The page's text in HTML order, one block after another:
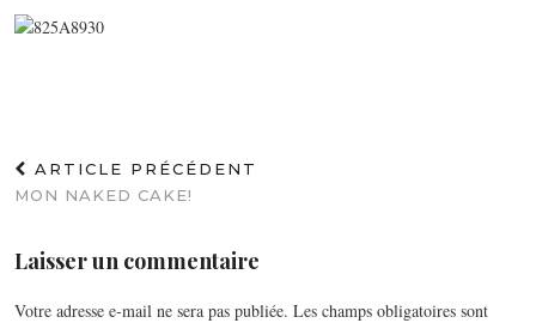
ARTICLE PRÉCÉDENT
MON NAKED CAKE!
Laisser un commentaire
Votre adresse e-mail ne sera pas publiée. Les champs obligatoires sont